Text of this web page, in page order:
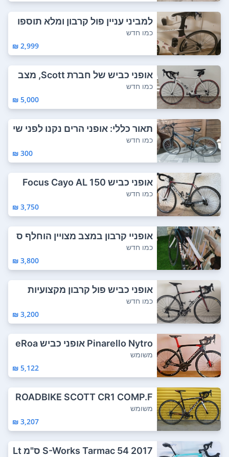
למביני עניין פול קרבון ומלא תוספו
ת מחיר ...
כמו חדש
2,999 ₪
אופני כביש של חברת Scott, מצב
מעולה. קר...
כמו חדש
5,000 ₪
תאור כללי: אופני הרים נקנו לפני שי
שה חוד...
כמו חדש
300 ₪
אופני כביש Focus Cayo AL 150
כמו חדש
3,750 ₪
אופניי קרבון במצב מצויין הוחלף ס
רט כידון...
כמו חדש
3,800 ₪
אופני כביש פול קרבון מקצועיות
כמו חדש
3,200 ₪
Pinarello Nytro אופני כביש eRoa
d פחמן אד...
משומש
5,122 ₪
ROADBIKE SCOTT CR1 COMP.F
ULL CARBON.105 ...
משומש
3,207 ₪
2017 S-Works Tarmac 54 ס"מ Lt